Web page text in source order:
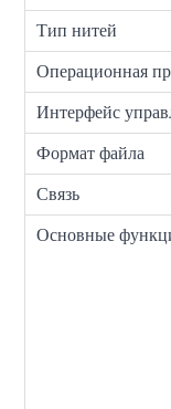
Тип нитей
Операционная
Интерфейс
Формат файла
Связь
Основные